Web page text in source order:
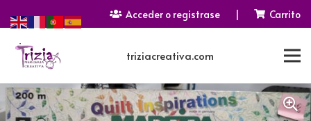
Acceder o registrase | Carrito
triziacreativa.com